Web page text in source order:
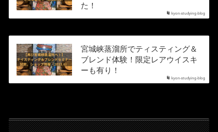
kyon-studying-blog
た！
kyon-studying-blog
宮城峡蒸溜所でティスティング＆
ブレンド体験！限定レアウイスキ
ーも有り！